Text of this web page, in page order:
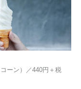
コーン ） ／440円＋税